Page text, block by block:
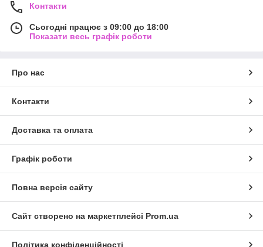
Контакти
Сьогодні працює з 09:00 до 18:00
Показати весь графік роботи
Про нас
Контакти
Доставка та оплата
Графік роботи
Повна версія сайту
Сайт створено на маркетплейсі Prom.ua
Політика конфіденційності